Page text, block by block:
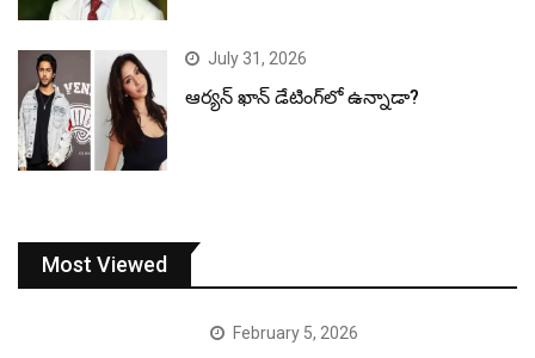
July 31, 2026
ఆర్యన్ ఖాన్ డేటింగ్‌లో ఉన్నాడా?
Most Viewed
February 5, 2026